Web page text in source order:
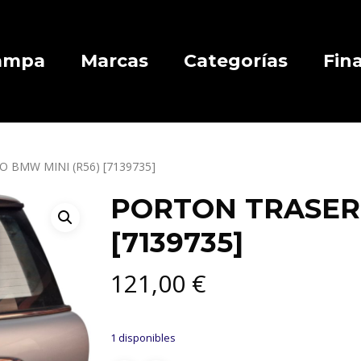
Marcas Categorías
BMW MINI (R56) [7139735]
PORTON
[7139735]
121,00 €
1 disponibles